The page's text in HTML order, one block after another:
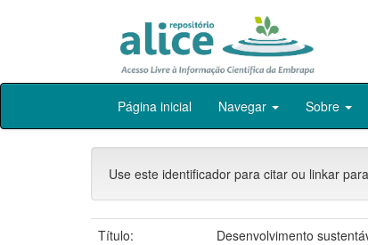
Skip
Página inicial Navegar Sobre
Use este identificador para citar ou linkar
Título:
Desenvolvimento